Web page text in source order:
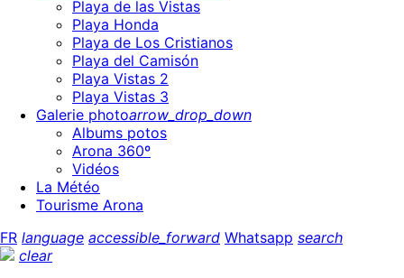
Playa de las Vistas
Playa Honda
Playa de Los Cristianos
Playa del Camisón
Playa Vistas 2
Playa Vistas 3
Galerie photoarrow_drop_down
Albums potos
Arona 360º
Vidéos
La Météo
Tourisme Arona
FR language accessible_forward Whatsapp search
clear